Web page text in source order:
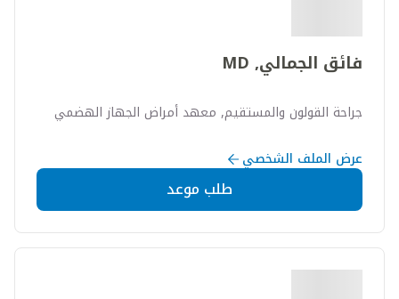
فائق الجمالي, MD
جراحة القولون والمستقيم, معهد أمراض الجهاز الهضمي
عرض الملف الشخصي
طلب موعد